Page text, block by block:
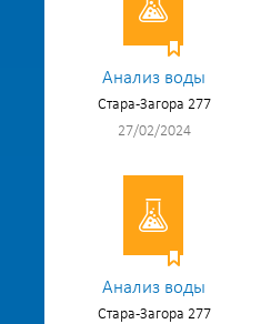
Анализ воды
Стара-Загора 277
27/02/2024
Анализ воды
Стара-Загора 277